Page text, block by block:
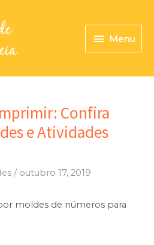
Menu
Menu
Confira
e Atividades
/ outubro 17, 2019
moldes de números para